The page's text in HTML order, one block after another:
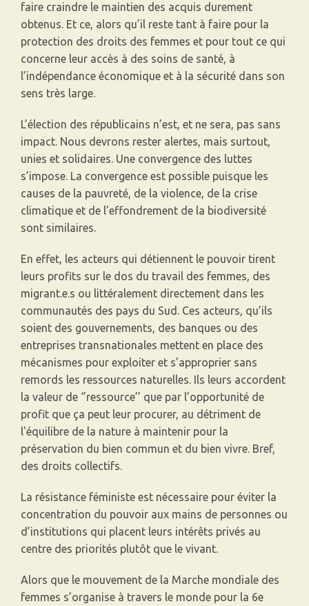
faire craindre le maintien des acquis durement
obtenus. Et ce, alors qu’il reste tant à faire pour la
protection des droits des femmes et pour tout ce qui
concerne leur accès à des soins de santé, à
l’indépendance économique et à la sécurité dans son
sens très large.
L’élection des républicains n’est, et ne sera, pas sans
impact. Nous devrons rester alertes, mais surtout,
unies et solidaires. Une convergence des luttes
s’impose. La convergence est possible puisque les
causes de la pauvreté, de la violence, de la crise
climatique et de l'effondrement de la biodiversité
sont similaires.
En effet, les acteurs qui détiennent le pouvoir tirent
leurs profits sur le dos du travail des femmes, des
migrant.e.s ou littéralement directement dans les
communautés des pays du Sud. Ces acteurs, qu’ils
soient des gouvernements, des banques ou des
entreprises transnationales mettent en place des
mécanismes pour exploiter et s’approprier sans
remords les ressources naturelles. Ils leurs accordent
la valeur de ‘’ressource’’ que par l’opportunité de
profit que ça peut leur procurer, au détriment de
l'équilibre de la nature à maintenir pour la
préservation du bien commun et du bien vivre. Bref,
des droits collectifs.
La résistance féministe est nécessaire pour éviter la
concentration du pouvoir aux mains de personnes ou
d’institutions qui placent leurs intérêts privés au
centre des priorités plutôt que le vivant.
Alors que le mouvement de la Marche mondiale des
femmes s’organise à travers le monde pour la 6e